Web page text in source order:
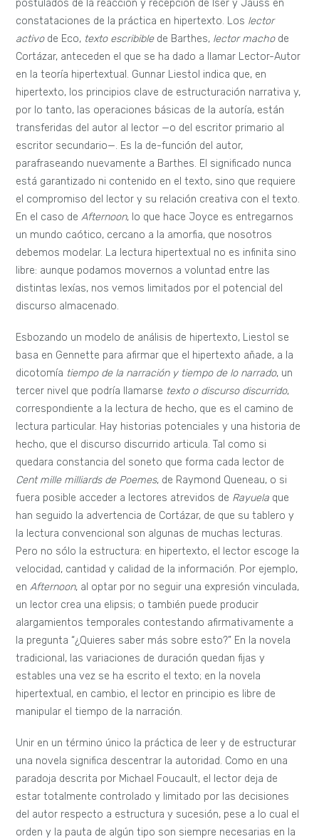
postulados de la reacción y recepción de Iser y Jauss en
constataciones de la práctica en hipertexto. Los lector
activode Eco, texto escribible de Barthes, lector machode
Cortázar, anteceden el que se ha dado a llamar Lector-Autor
en la teoría hipertextual. Gunnar Liestol indica que, en
hipertexto, los principios clave de estructuración narrativa y,
por lo tanto, las operaciones básicas de la autoría, están
transferidas del autor al lector —o del escritor primario al
escritor secundario—. Es la de-función del autor,
parafraseando nuevamente a Barthes. El significado nunca
está garantizado ni contenido en el texto, sino que requiere
el compromiso del lector y su relación creativa con el texto.
En el caso deAfternoon, lo que hace Joyce es entregarnos
un mundo caótico, cercano a la amorfia, que nosotros
debemos modelar. La lectura hipertextual no es infinita sino
libre: aunque podamos movernos a voluntad entre las
distintas lexías, nos vemos limitados por el potencial del
discurso almacenado.
Esbozando un modelo de análisis de hipertexto, Liestol se
basa en Gennette para afirmar que el hipertexto añade, a la
dicotomía tiempo de la narración y tiempo de lo narrado, un
tercer nivel que podría llamarse texto o discurso discurrido,
correspondiente a la lectura de hecho, que es el camino de
lectura particular. Hay historias potenciales y una historia de
hecho, que el discurso discurrido articula. Tal como si
quedara constancia del soneto que forma cada lector de
Cent mille milliards de Poemes, de Raymond Queneau, o si
fuera posible acceder a lectores atrevidos de Rayuela que
han seguido la advertencia de Cortázar, de que su tablero y
la lectura convencional son algunas de muchas lecturas.
Pero no sólo la estructura: en hipertexto, el lector escoge la
velocidad, cantidad y calidad de la información. Por ejemplo,
enAfternoon, al optar por no seguir una expresión vinculada,
un lector crea una elipsis; o también puede producir
alargamientos temporales contestando afirmativamente a
la pregunta “¿Quieres saber más sobre esto?” En la novela
tradicional, las variaciones de duración quedan fijas y
estables una vez se ha escrito el texto; en la novela
hipertextual, en cambio, el lector en principio es libre de
manipular el tiempo de la narración.
Unir en un término único la práctica de leer y de estructurar
una novela significa descentrar la autoridad. Como en una
paradoja descrita por Michael Foucault, el lector deja de
estar totalmente controlado y limitado por las decisiones
del autor respecto a estructura y sucesión, pese a lo cual el
orden y la pauta de algún tipo son siempre necesarias en la